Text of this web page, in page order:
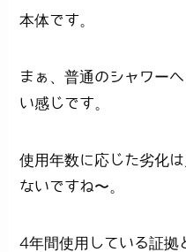
本体です。
まぁ、普通のシャワー
い感じです。
使用年数に応じた劣化
ないですね〜。
4年間使用している証拠